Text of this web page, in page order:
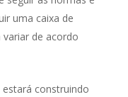
uma caixa de
de acordo
construindo